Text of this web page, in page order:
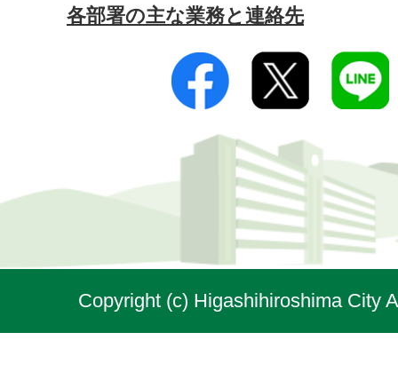
各部署の主な業務と連絡先
Copyright (c) Higashihiroshima City